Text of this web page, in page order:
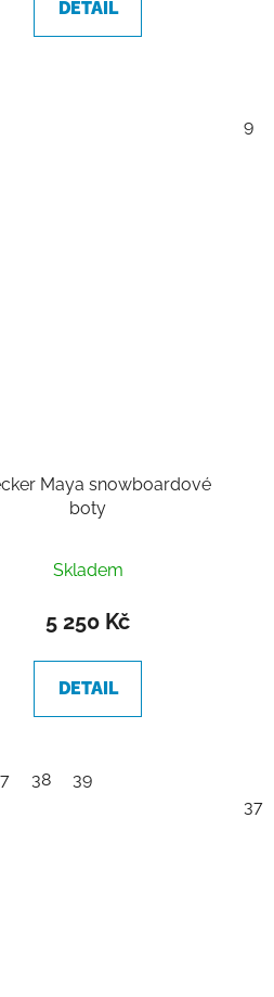
DETAIL
9
Maya snowboardové
boty
Skladem
5 250 Kč
DETAIL
38 39
37